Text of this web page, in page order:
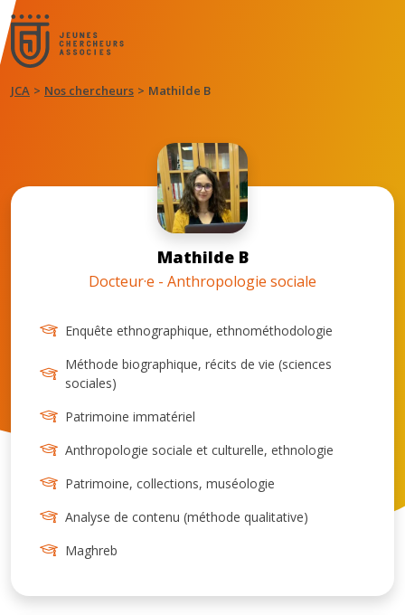
JCA Nos chercheurs Mathilde B
Mathilde B
Docteur·e - Anthropologie sociale
Enquête ethnographique, ethnométhodologie
Méthode biographique, récits de vie (sciences
sociales)
Patrimoine immatériel
Anthropologie sociale et culturelle, ethnologie
Patrimoine, collections, muséologie
Analyse de contenu (méthode qualitative)
Maghreb